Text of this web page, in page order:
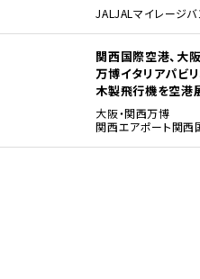
JALJALマイレージバ
関西国際空港、大
万博イタリアパビ
木製飛行機を空港
大阪・関西万博
関西エアポート関西